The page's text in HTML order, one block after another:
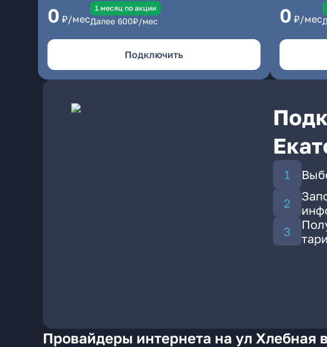
0 ₽/мес
1 месяц по акции
Далее 600₽/мес
Подключить
0 ₽/мес
Провайдеры интернета на ул Хлебная